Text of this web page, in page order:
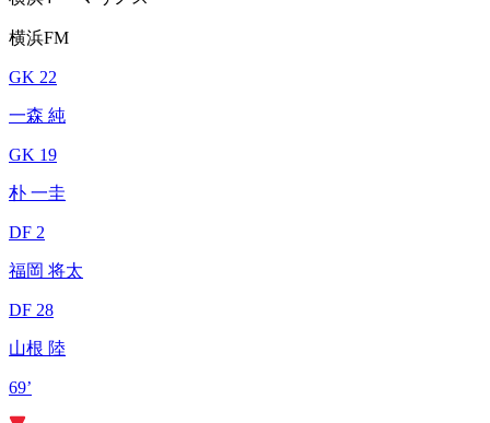
横浜FM
GK 22
一森 純
GK 19
朴 一圭
DF 2
福岡 将太
DF 28
山根 陸
69’